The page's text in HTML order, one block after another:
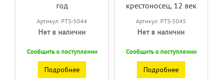
год
Артикул: PTS-5044
Нет в наличии
Сообщить о поступлении
Подробнее
крестоносец, 12 век
Артикул: PTS-5045
Нет в наличии
Сообщить о поступлении
Подробнее